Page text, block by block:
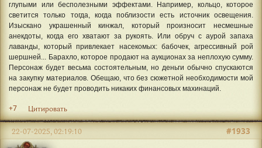
глупыми или бесполезными эффектами. Например, кольцо, которое
светится только тогда, когда поблизости есть источник освещения.
Изыскано украшенный кинжал, который произносит несмешные
анекдоты, когда его хватают за рукоять. Или обруч с аурой запаха
лаванды, который привлекает насекомых: бабочек, агрессивный рой
шершней... Барахло, которое продают на аукционах за неплохую сумму.
Персонаж будет весьма состоятельным, но деньги обычно спускаются
на закупку материалов. Обещаю, что без сюжетной необходимости мой
персонаж не будет проводить никаких финансовых махинаций.
+7 Цитировать
#1933
22-07-2025, 02:19:10